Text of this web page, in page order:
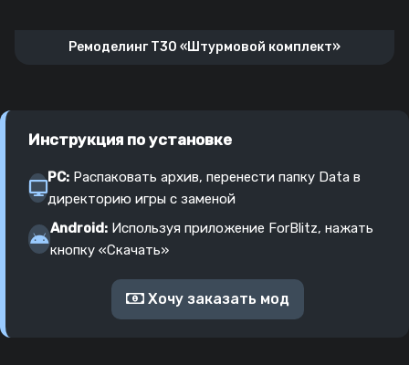
Ремоделинг T30 «Штурмовой комплект»
Инструкция по установке
PC: Распаковать архив, перенести папку Data в
директорию игры с заменой
Android: Используя приложение ForBlitz, нажать
кнопку «Скачать»
Хочу заказать мод